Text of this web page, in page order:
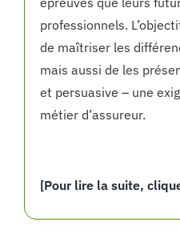
professionnels.
de maîtriser les
mais aussi de les
et persuasive – une
métier d’assureur.
[Pour lire la suite,